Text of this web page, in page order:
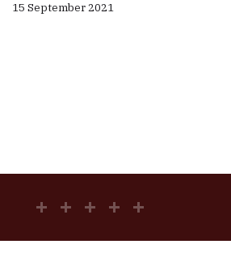
15 September 2021